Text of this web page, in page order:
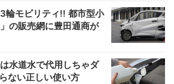
輪モビリティ!! 都市型小
の販売網に豊田通商が
水道水で代用しちゃダ
ない正しい使い方